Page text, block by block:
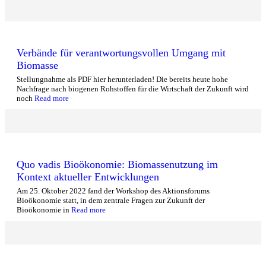
Verbände für verantwortungsvollen Umgang mit
Biomasse
Stellungnahme als PDF hier herunterladen! Die bereits heute hohe
Nachfrage nach biogenen Rohstoffen für die Wirtschaft der Zukunft wird
noch Read more
Quo vadis Bioökonomie: Biomassenutzung im
Kontext aktueller Entwicklungen
Am 25. Oktober 2022 fand der Workshop des Aktionsforums
Bioökonomie statt, in dem zentrale Fragen zur Zukunft der
Bioökonomie in Read more